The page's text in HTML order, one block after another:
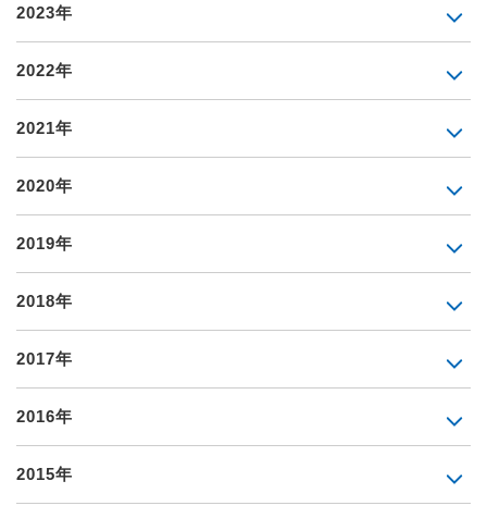
2023年
2022年
2021年
2020年
2019年
2018年
2017年
2016年
2015年